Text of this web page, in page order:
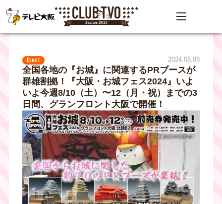
Event 2024.08.08
全国各地の『お城』に関連するPRブースが
群雄割拠！『⼤阪・お城フェス2024』いよ
いよ今週8/10（土）〜12（月・祝）までの3
日間、グランフロント⼤阪で開催！